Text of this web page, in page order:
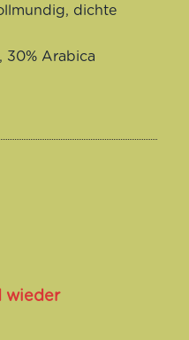
dichte
30% Arabica
wieder